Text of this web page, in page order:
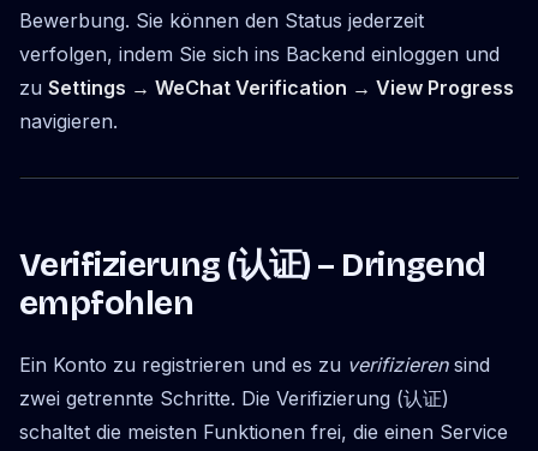
Bewerbung. Sie können den Status jederzeit
verfolgen, indem Sie sich ins Backend einloggen und
zu Settings → WeChat Verification → View Progress
navigieren.
Verifizierung (认证) – Dringend
empfohlen
Ein Konto zu registrieren und es zu verifizierensind
zwei getrennte Schritte. Die Verifizierung (认证)
schaltet die meisten Funktionen frei, die einen Service